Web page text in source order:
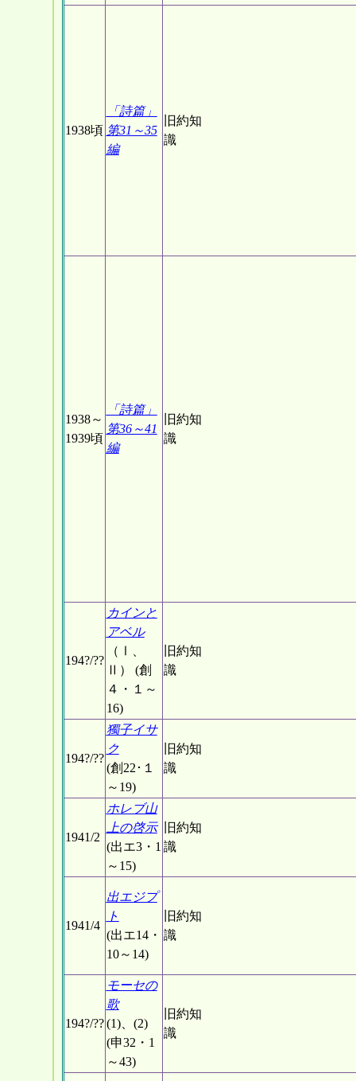
1938頃
「詩篇」
第31～35
編
旧約知
識
1938～
1939頃
「詩篇」
第36～41
編
旧約知
識
194?/??
カインと
アベル
（Ⅰ、
Ⅱ） (創
４・１～
16)
旧約知
識
194?/??
獨子イサ
ク
(創22･１
～19)
旧約知
識
1941/2
ホレブ山
上の啓示
(出エ3・1
～15)
旧約知
識
1941/4
出エジプ
ト
(出エ14・
10～14)
旧約知
識
194?/??
モーセの
歌
(1)、(2)
(申32・1
～43)
旧約知
識